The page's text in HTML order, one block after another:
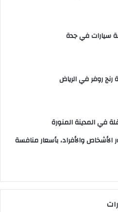
سيارات في جدة
رنج روفر في الرياض
في المدينة المنورة
الأشخاص والأفراد، بأسعار منافسة